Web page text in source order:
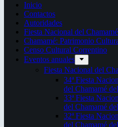
Inicio
Contactos
Autoridades
Fiesta Nacional del Chamamé
Chamamé: Patrimonio
Censo Cultural Correntino
Eventos anuales
Fiesta Nacional del
34ª Fiesta
del Chamamé
33ª Fiesta
del Chamamé
32ª Fiesta
del Chamamé